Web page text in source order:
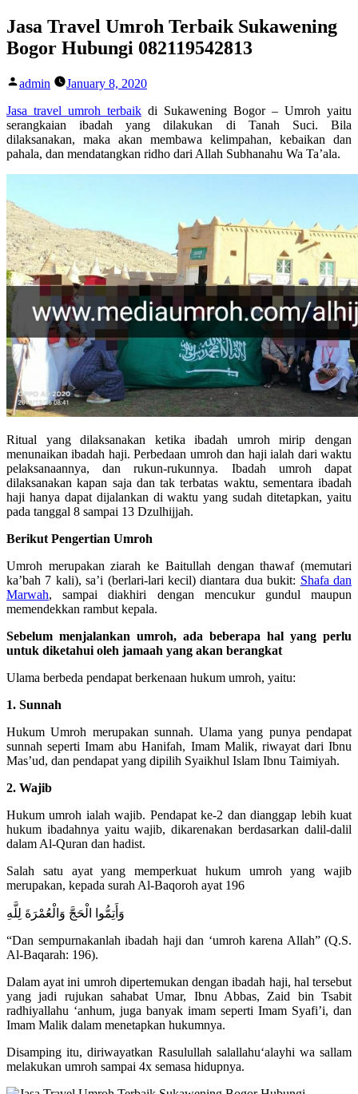
Skip
to
content
Jasa Travel Umroh Terbaik Sukawening
Bogor Hubungi 082119542813
Posted
admin
January 8, 2020
Jasa travel umroh terbaik di Sukawening Bogor – Umroh yaitu
serangkaian ibadah yang dilakukan di Tanah Suci. Bila
dilaksanakan, maka akan membawa kelimpahan, kebaikan dan
pahala, dan mendatangkan ridho dari Allah Subhanahu Wa Ta’ala.
Ritual yang dilaksanakan ketika ibadah umroh mirip dengan
menunaikan ibadah haji. Perbedaan umroh dan haji ialah dari waktu
pelaksanaannya, dan rukun-rukunnya. Ibadah umroh dapat
dilaksanakan kapan saja dan tak terbatas waktu, sementara ibadah
haji hanya dapat dijalankan di waktu yang sudah ditetapkan, yaitu
pada tanggal 8 sampai 13 Dzulhijjah.
Berikut Pengertian Umroh
Umroh merupakan ziarah ke Baitullah dengan thawaf (memutari
ka’bah 7 kali), sa’i (berlari-lari kecil) diantara dua bukit: Shafa dan
Marwah, sampai diakhiri dengan mencukur gundul maupun
memendekkan rambut kepala.
Sebelum menjalankan umroh, ada beberapa hal yang perlu
untuk diketahui oleh jamaah yang akan berangkat
Ulama berbeda pendapat berkenaan hukum umroh, yaitu:
1. Sunnah
Hukum Umroh merupakan sunnah. Ulama yang punya pendapat
sunnah seperti Imam abu Hanifah, Imam Malik, riwayat dari Ibnu
Mas’ud, dan pendapat yang dipilih Syaikhul Islam Ibnu Taimiyah.
2. Wajib
Hukum umroh ialah wajib. Pendapat ke-2 dan dianggap lebih kuat
hukum ibadahnya yaitu wajib, dikarenakan berdasarkan dalil-dalil
dalam Al-Quran dan hadist.
Salah satu ayat yang memperkuat hukum umroh yang wajib
merupakan, kepada surah Al-Baqoroh ayat 196
وَأَتِمُّوا الْحَجَّ وَالْعُمْرَةَ لِلَّهِ
“Dan sempurnakanlah ibadah haji dan ‘umroh karena Allah” (Q.S.
Al-Baqarah: 196).
Dalam ayat ini umroh dipertemukan dengan ibadah haji, hal tersebut
yang jadi rujukan sahabat Umar, Ibnu Abbas, Zaid bin Tsabit
radhiyallahu ‘anhum, juga banyak imam seperti Imam Syafi’i, dan
Imam Malik dalam menetapkan hukumnya.
Disamping itu, diriwayatkan Rasulullah salallahu‘alayhi wa sallam
melakukan umroh sampai 4x semasa hidupnya.